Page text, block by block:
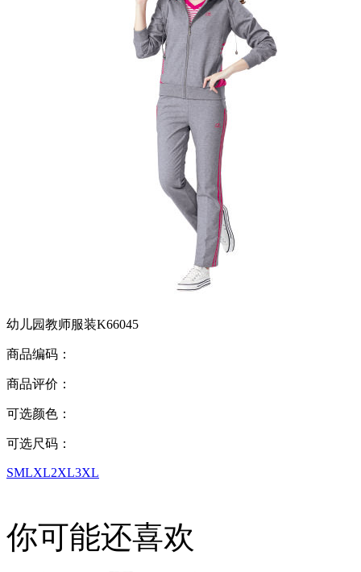
幼儿园教师服装K66045
商品编码：
商品评价：
可选颜色：
可选尺码：
SMLXL2XL3XL
你可能还喜欢